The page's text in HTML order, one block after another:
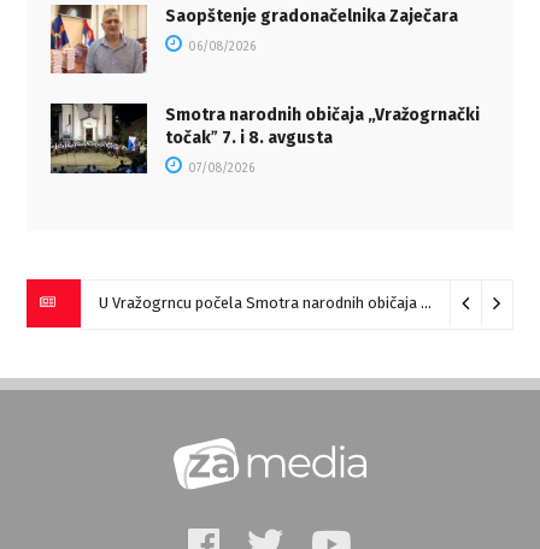
Saopštenje gradonačelnika Zaječara
06/08/2026
Smotra narodnih običaja „Vražogrnački
točakˮ 7. i 8. avgusta
07/08/2026
U Vražogrncu počela Smotra narodnih običaja „Vražogrnački točak“